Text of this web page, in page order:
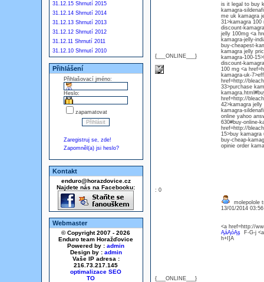
31.12.15 Shrnutí 2015
31.12.14 Shrnutí 2014
31.12.13 Shrnutí 2013
31.12.12 Shrnutí 2012
31.12.11 Shrnutí 2011
31.12.10 Shrnutí 2010
Přihlášení
Přihlašovací jméno:
Heslo:
zapamatovat
Zaregistruj se, zde!
Zapomněl(a) jsi heslo?
Kontakt
enduro@horazdovice.cz
Najdete nás na Facebooku:
Webmaster
© Copyright 2007 - 2026
Enduro team Horažďovice
Powered by : admin
Design by : admin
Vaše IP adresa :
216.73.217.145
optimalizace SEO
{___ONLINE___}
is it legal to buy
kamagra-
me uk kamagra
31>kamagra 100
discount-
jelly 100mg <a
kamagra-jelly-
buy-cheapest-
kamagra jelly
kamagra-100-
discount-
100 mg <a
kamagra-uk-
href=http://
33>purchase
href=http://
42>kamagra
kamagra-
online yahoo
630#buy-online-
href=http://
15>buy kamagra
buy-cheap-
opinie order
: 0
{___ONLINE___}
molepolole
13/01/2014
<a href=http://
ĄáĄóĄşF-G-j <a
h+I]A